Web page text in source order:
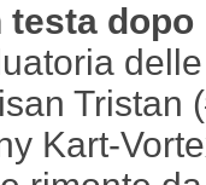
testa
Tristan
Kart-